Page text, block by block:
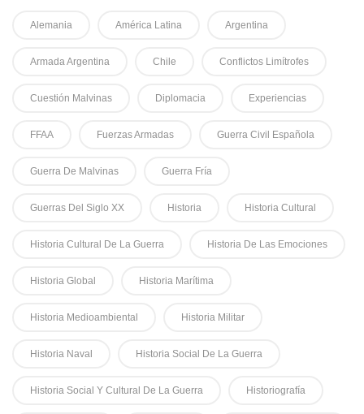
Alemania América Latina Argentina
Armada Argentina Chile Conflictos Limítrofes
Cuestión Malvinas Diplomacia Experiencias
FFAA Fuerzas Armadas Guerra Civil Española
Guerra De Malvinas Guerra Fría
Guerras Del Siglo XX Historia Historia Cultural
Historia Cultural De La Guerra Historia De Las Emociones
Historia Global Historia Marítima
Historia Medioambiental Historia Militar
Historia Naval Historia Social De La Guerra
Historia Social Y Cultural De La Guerra Historiografía